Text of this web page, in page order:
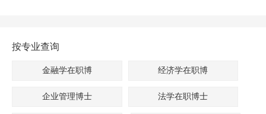
按专业查询
金融学在职博 经济学在职博
企业管理博士 法学在职博士